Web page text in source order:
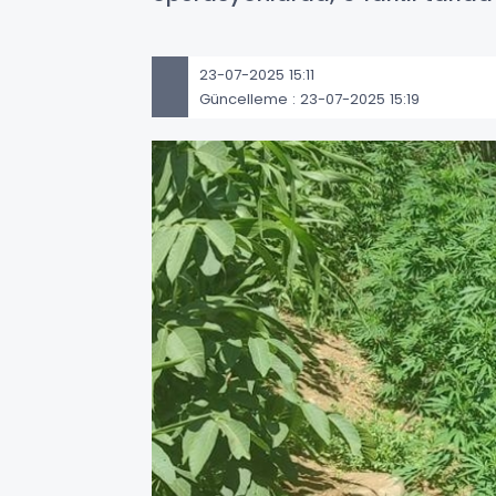
23-07-2025 15:11
Güncelleme : 23-07-2025 15:19